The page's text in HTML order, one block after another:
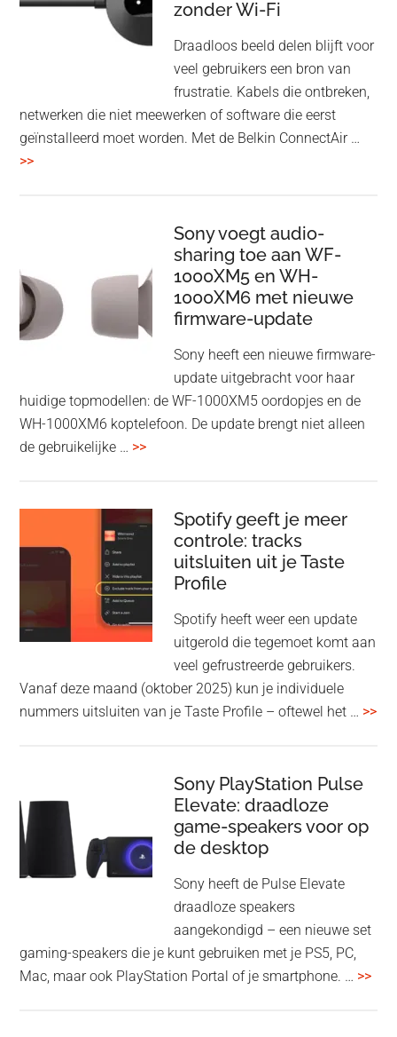
twist
zonder Wi-Fi
Draadloos beeld delen blijft voor
veel gebruikers een bron van
frustratie. Kabels die ontbreken,
netwerken die niet meewerken of software die eerst
geïnstalleerd moet worden. Met de Belkin ConnectAir …
>>overBelkin
draadloos
presenteren
zonder
Wi-
Sony voegt audio-
sharing toe aan WF-
1000XM5 en WH-
1000XM6 met nieuwe
firmware-update
Sony heeft een nieuwe firmware-
update uitgebracht voor haar
huidige topmodellen: de WF-1000XM5 oordopjes en de
WH-1000XM6 koptelefoon. De update brengt niet alleen
de gebruikelijke … >>overSony
sharing
WF-
en
1000XM6
nieuwe
Spotify geeft je meer
controle: tracks
uitsluiten uit je Taste
Profile
Spotify heeft weer een update
uitgerold die tegemoet komt aan
veel gefrustreerde gebruikers.
Vanaf deze maand (oktober 2025) kun je individuele
nummers uitsluiten van je Taste Profile – oftewel het … >>
Sony PlayStation Pulse
Elevate: draadloze
game-speakers voor op
de desktop
Sony heeft de Pulse Elevate
draadloze speakers
aangekondigd – een nieuwe set
gaming-speakers die je kunt gebruiken met je PS5, PC,
Mac, maar ook PlayStation Portal of je smartphone. … >>